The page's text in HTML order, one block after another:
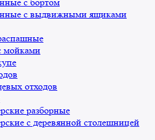
с бортом
с выдвижными ящиками
мойками
отходов
разборные
с деревянной столешницей